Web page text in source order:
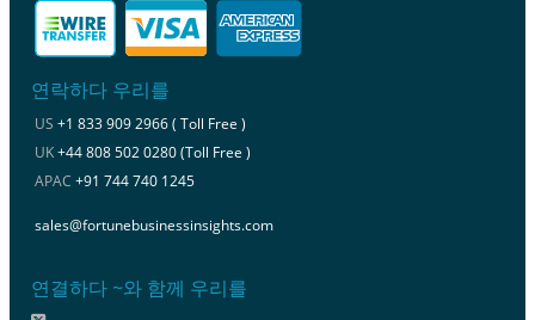
연락하다 우리를
US +1 833 909 2966 ( Toll Free )
UK+44 808 502 0280 (Toll Free )
APAC +91 744 740 1245
sales@fortunebusinessinsights.com
연결하다 ~와 함께 우리를